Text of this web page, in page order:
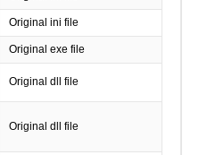
Original ini file
Original exe file
Original dll file
Original dll file